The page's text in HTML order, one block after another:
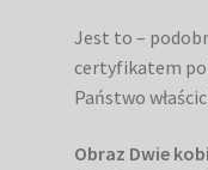
Jest to –
certyfikatem
Państwo
Obraz Dwie